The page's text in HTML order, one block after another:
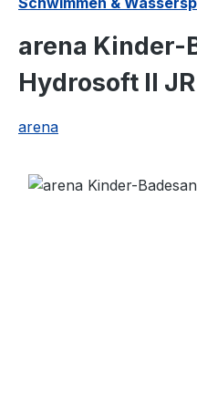
arena Kinder-
Hydrosoft II
arena
Bildergalerie